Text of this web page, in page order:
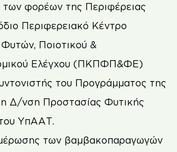
των φορέων της Περιφέρειας
Περιφερειακό Κέντρο
Ποιοτικού &
Ελέγχου (ΠΚΠΦΠ&ΦΕ)
του Προγράμματος της
η Δ/νση Προστασίας Φυτικής
ΥπΑΑΤ.
των βαμβακοπαραγωγών